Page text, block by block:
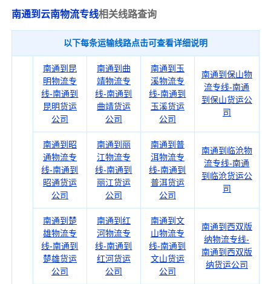
南通到云南物流专线相关线路查询
以下每条运输线路点击可查看详细说明
南通到昆
明物流专
线-南通到
昆明货运
公司
南通到曲
靖物流专
线-南通到
曲靖货运
公司
南通到玉
溪物流专
线-南通到
玉溪货运
公司
南通到保山物
流专线-南通
到保山货运公
司
南通到昭
通物流专
线-南通到
昭通货运
公司
南通到丽
江物流专
线-南通到
丽江货运
公司
南通到普
洱物流专
线-南通到
普洱货运
公司
南通到临沧物
流专线-南通
到临沧货运公
司
南通到楚
雄物流专
线-南通到
楚雄货运
公司
南通到红
河物流专
线-南通到
红河货运
公司
南通到文
山物流专
线-南通到
文山货运
公司
南通到西双版
纳物流专线-
南通到西双版
纳货运公司